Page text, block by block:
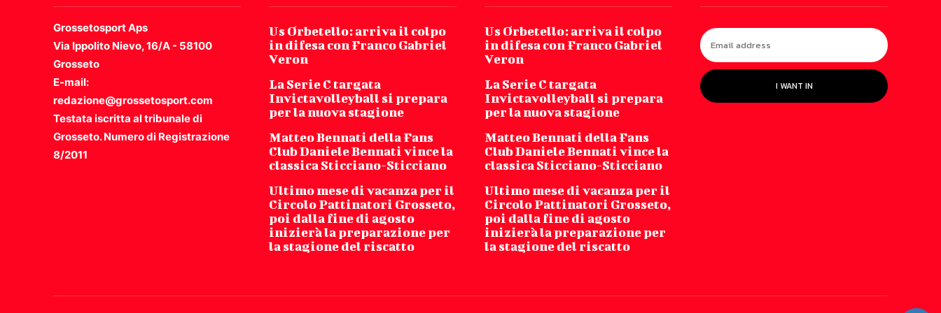
Grossetosport Aps
Via Ippolito Nievo, 16/A - 58100
Grosseto
E-mail:
redazione@grossetosport.com
Testata iscritta al tribunale di
Grosseto. Numero di Registrazione
8/2011
Us Orbetello: arriva il colpo
in difesa con Franco Gabriel
Veron
La Serie C targata
Invictavolleyball si prepara
per la nuova stagione
Matteo Bennati della Fans
Club Daniele Bennati vince la
classica Sticciano-Sticciano
Ultimo mese di vacanza per il
Circolo Pattinatori Grosseto,
poi dalla fine di agosto
inizierà la preparazione per
la stagione del riscatto
Us Orbetello: arriva il colpo
in difesa con Franco Gabriel
Veron
La Serie C targata
Invictavolleyball si prepara
per la nuova stagione
Matteo Bennati della Fans
Club Daniele Bennati vince la
classica Sticciano-Sticciano
Ultimo mese di vacanza per il
Circolo Pattinatori Grosseto,
poi dalla fine di agosto
inizierà la preparazione per
la stagione del riscatto
I WANT IN